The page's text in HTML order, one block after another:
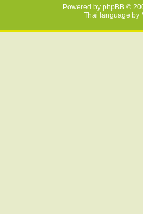
Powered by phpBB ©
Thai language by